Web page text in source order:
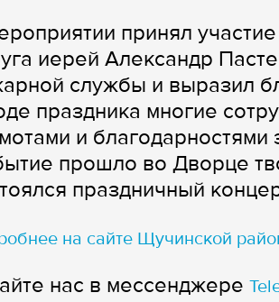
принял
иерей Александр
службы и выразил
праздника многие
и
прошло во Дворце
праздничный
на сайте Щучинской
нас в мессенджере